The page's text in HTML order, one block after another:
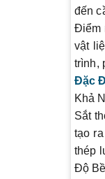
đến
Điểm
vật
trình,
Đặc
Khả
Sắt
tạo
thép
Độ